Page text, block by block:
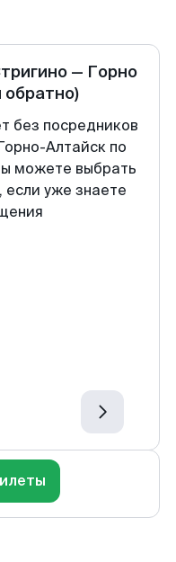
— Горно
обратно)
без посредников
Алтайск по
можете выбрать
если уже знаете